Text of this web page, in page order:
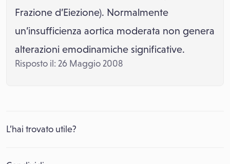
Frazione d’Eiezione). Normalmente
un’insufficienza aortica moderata non genera
alterazioni emodinamiche significative.
Risposto il: 26 Maggio 2008
L’hai trovato utile?